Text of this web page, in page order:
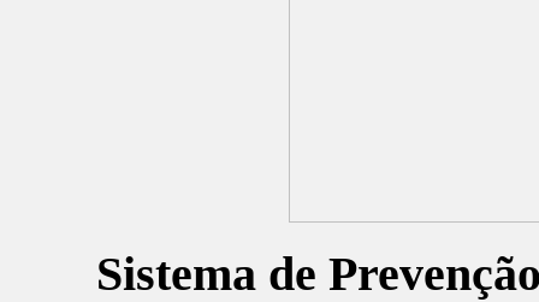
Sistema de